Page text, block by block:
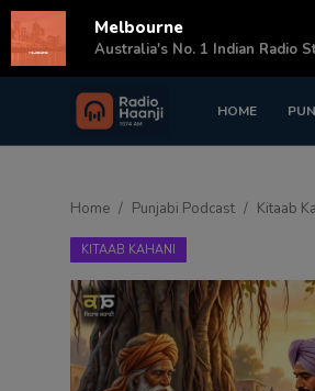
HOME
Login Register
Punjabi Podcast
Kitaab Kahani
Sponsors
Home Punjabi Podcast Kitaab
KITAAB KAHANI
Melbourne
Australia's No. 1 Indian Radio